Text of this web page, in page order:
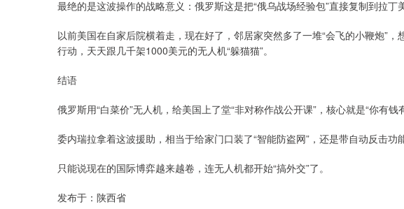
最绝的是这波操作的战略意义：俄罗斯这是把“俄乌战场经验包”直接复制到拉丁
以前美国在自家后院横着走，现在好了，邻居家突然多了一堆“会飞的小鞭炮”
行动，天天跟几千架1000美元的无人机“躲猫猫”。
结语
俄罗斯用“白菜价”无人机，给美国上了堂“非对称作战公开课”，核心就是“你有钱
委内瑞拉拿着这波援助，相当于给家门口装了“智能防盗网”，还是带自动反击功
只能说现在的国际博弈越来越卷，连无人机都开始“搞外交”了。
发布于：陕西省